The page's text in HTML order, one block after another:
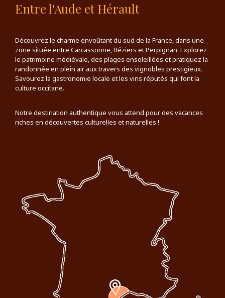
Entre l'Aude et Hérault
Découvrez le charme envoûtant du sud de la France, dans une
zone située entre Carcassonne, Béziers et Perpignan. Explorez
le patrimoine médiévale, des plages ensoleillées et pratiquez la
randonnée en plein air aux travers des vignobles prestigieux.
Savourez la gastronomie locale et les vins réputés qui font la
culture occitane.
Notre destination authentique vous attend pour des vacances
riches en découvertes culturelles et naturelles !